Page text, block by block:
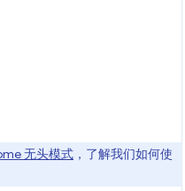
无头模式 ，了解我们如何使